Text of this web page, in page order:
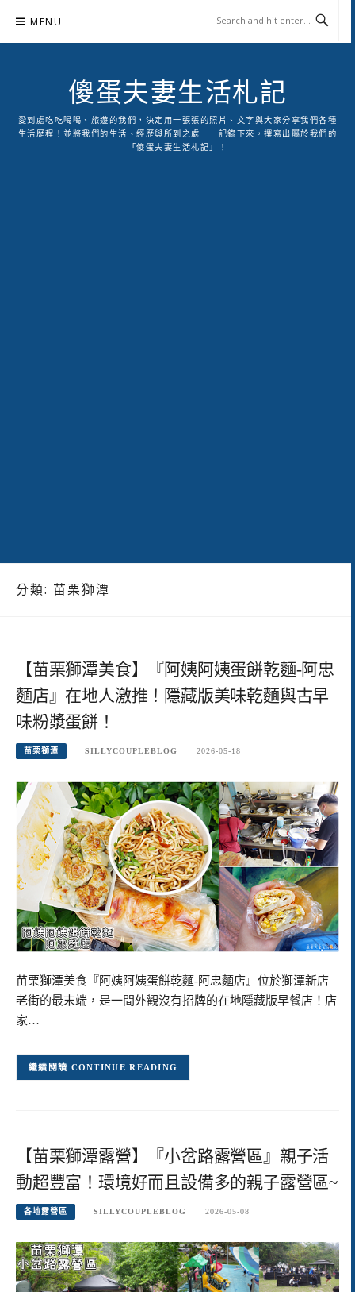
content
MENU
傻蛋夫妻生活札記
愛到處吃吃喝喝、旅遊的我們，決定用一張張的照片、文字與大家分享我們各種
生活歷程！並將我們的生活、經歷與所到之處一一記錄下來，撰寫出屬於我們的
「傻蛋夫妻生活札記」！
分類: 苗栗獅潭
【苗栗獅潭美食】『阿姨阿姨蛋餅乾麵-阿忠
麵店』在地人激推！隱藏版美味乾麵與古早
味粉漿蛋餅！
苗栗獅潭 SILLYCOUPLEBLOG 2026-05-18
苗栗獅潭美食『阿姨阿姨蛋餅乾麵-阿忠麵店』位於獅潭新店
老街的最末端，是一間外觀沒有招牌的在地隱藏版早餐店！店
家…
CONTINUE READING
【苗栗獅潭露營】『小岔路露營區』親子活
動超豐富！環境好而且設備多的親子露營區~
各地露營區 SILLYCOUPLEBLOG 2026-05-08